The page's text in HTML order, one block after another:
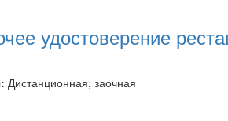
удостоверение
Дистанционная, заочная